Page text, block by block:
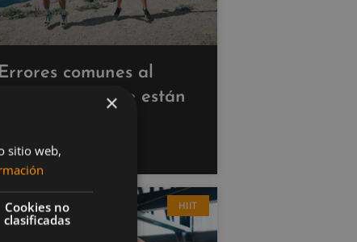
Errores comunes al
hacer cardio que están
HIIT
×
sitio web,
Cookies no
clasificadas